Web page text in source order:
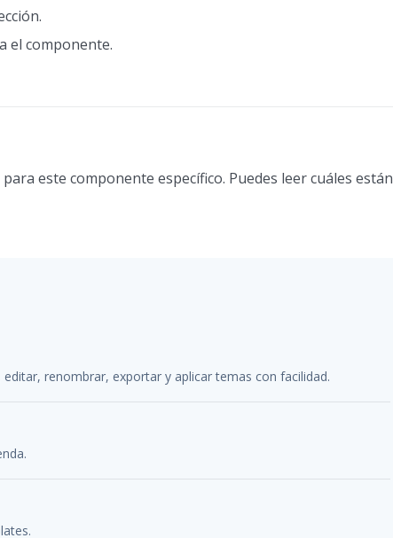
el componente.
este componente específico. Puedes leer cuáles están
renombrar, exportar y aplicar temas con facilidad.